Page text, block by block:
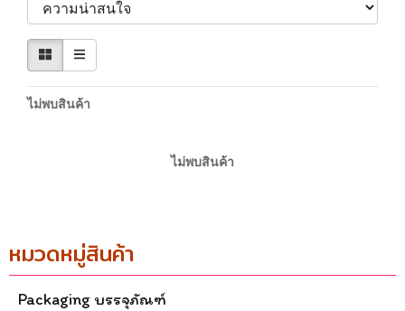
ไม่พบสินค้า
ไม่พบสินค้า
หมวดหมู่สินค้า
Packaging บรรจุภัณฑ์